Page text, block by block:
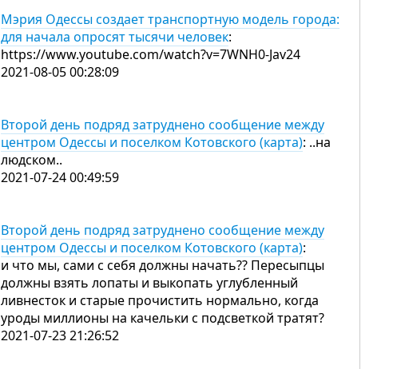
Мэрия Одессы создает транспортную модель города:
для начала опросят тысячи человек:
https://www.youtube.com/watch?v=7WNH0-Jav24
2021-08-05 00:28:09
Второй день подряд затруднено сообщение между
центром Одессы и поселком Котовского (карта): ..на
людском..
2021-07-24 00:49:59
Второй день подряд затруднено сообщение между
центром Одессы и поселком Котовского (карта):
и что мы, сами с себя должны начать?? Пересыпцы
должны взять лопаты и выкопать углубленный
ливнесток и старые прочистить нормально, когда
уроды миллионы на качельки с подсветкой тратят?
2021-07-23 21:26:52